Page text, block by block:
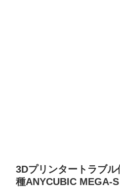
3Dプリンタートラブ
種ANYCUBIC MEGA-S